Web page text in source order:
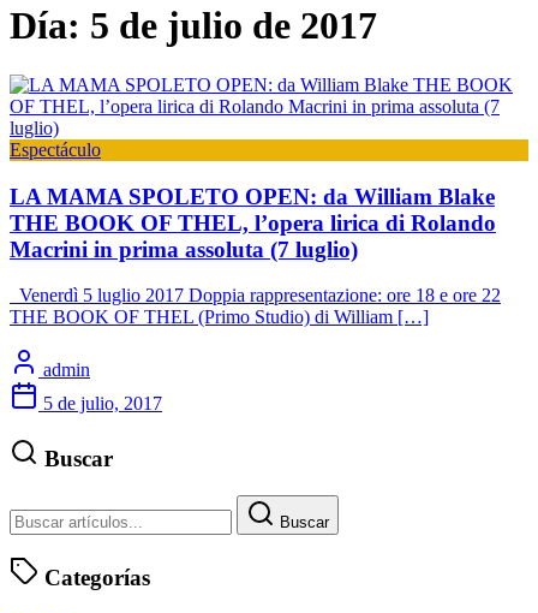
Día: 5 de julio de 2017
Espectáculo
LA MAMA SPOLETO OPEN: da William Blake
THE BOOK OF THEL, l’opera lirica di Rolando
Macrini in prima assoluta (7 luglio)
Venerdì 5 luglio 2017 Doppia rappresentazione: ore 18 e ore 22
THE BOOK OF THEL (Primo Studio) di William […]
admin
5 de julio, 2017
Buscar
Buscar
Categorías